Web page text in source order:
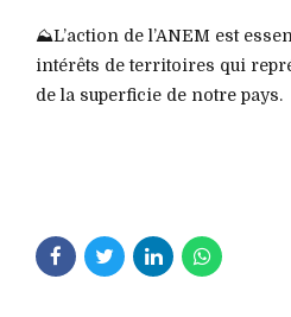
⛰️L’action de l’ANEM est
intérêts de territoires qui
de la superficie de notre pays.